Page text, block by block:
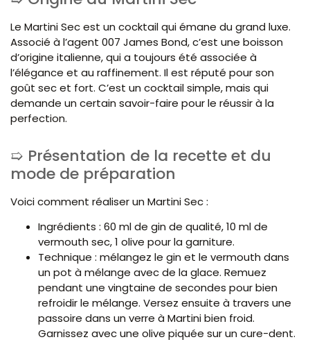
Le Martini Sec est un cocktail qui émane du grand luxe.
Associé à l’agent 007 James Bond, c’est une boisson
d’origine italienne, qui a toujours été associée à
l’élégance et au raffinement. Il est réputé pour son
goût sec et fort. C’est un cocktail simple, mais qui
demande un certain savoir-faire pour le réussir à la
perfection.
Présentation de la recette et du
mode de préparation
Voici comment réaliser un Martini Sec :
Ingrédients : 60 ml de gin de qualité, 10 ml de
vermouth sec, 1 olive pour la garniture.
Technique : mélangez le gin et le vermouth dans
un pot à mélange avec de la glace. Remuez
pendant une vingtaine de secondes pour bien
refroidir le mélange. Versez ensuite à travers une
passoire dans un verre à Martini bien froid.
Garnissez avec une olive piquée sur un cure-dent.